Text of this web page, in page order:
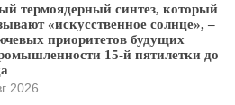
термоядерный синтез, который
«искусственное солнце», –
приоритетов будущих
15-й пятилетки до
2026